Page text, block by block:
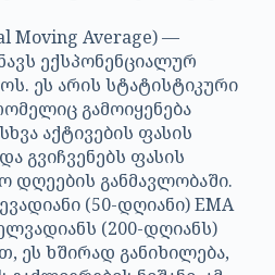
Moving Average) —
ექსპონენციალურ
ეს არის სტატისტიკური
გამოიყენება
აქტივების ფასის
გვიჩვენებს ფასის
დღეების განმავლობაში.
(50-დღიანი) EMA
(200-დღიანს)
ეს ხშირად განიხილება,